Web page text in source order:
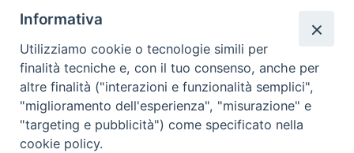
Informativa
Utilizziamo cookie o tecnologie simili per
finalità tecniche e, con il tuo consenso, anche per
altre finalità ("interazioni e funzionalità semplici",
"miglioramento dell'esperienza", "misurazione" e
"targeting e pubblicità") come specificato nella
cookie policy.